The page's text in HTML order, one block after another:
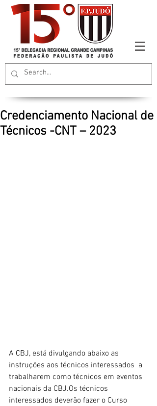
Credenciamento Nacional de
Técnicos -CNT – 2023
A CBJ, está divulgando abaixo as
instruções aos técnicos interessados  a
trabalharem como técnicos em eventos
nacionais da CBJ.Os técnicos
interessados deverão fazer o Curso